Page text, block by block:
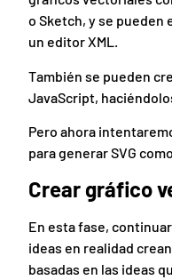
o Sketch, y se
un editor XML.
También se pueden
JavaScript,
Pero ahora
para generar SVG
Crear gráfico
En esta fase,
ideas en realidad
basadas en las ideas